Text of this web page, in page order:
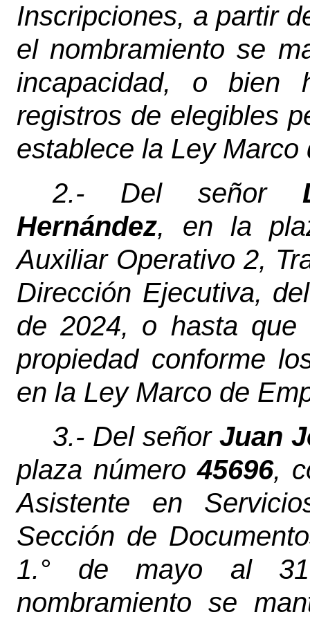
Inscripciones, a partir
el nombramiento se
incapacidad, o bien
registros de elegibles
establece la Ley
2.- Del señor
Hernández, en la
Auxiliar Operativo 2,
Dirección Ejecutiva,
de 2024, o hasta que
propiedad conforme
en la Ley Marco de
3.- Del señor Juan
plaza número45696,
Asistente en
Sección de
1.° de mayo al
nombramiento se